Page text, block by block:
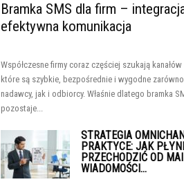
Bramka SMS dla firm –
efektywna komunikacja
Współczesne firmy coraz częściej szukają
które są szybkie, bezpośrednie i wygodne
nadawcy, jak i odbiorcy. Właśnie dlatego bramka
pozostaje...
STRATEGIA
PRAKTYCE: JAK
PRZECHODZIĆ OD
WIADOMOŚCI...